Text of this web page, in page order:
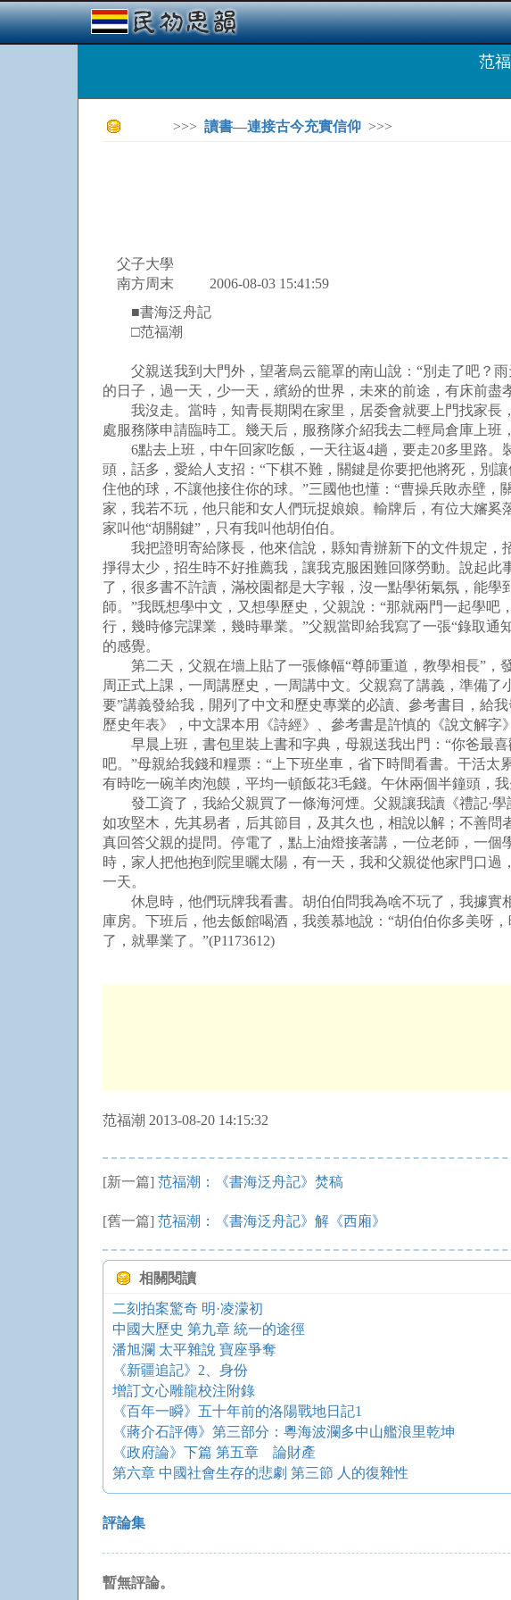
范
>>> 讀書—連接古今充實信仰 >>>
父子大學
南方周末 2006-08-03 15:41:59
■書海泛舟記
□范福潮
父親送我到大門外，望著烏云籠罩的南山說：“別走了吧？雨
的日子，過一天，少一天，繽紛的世界，未來的前途，有床前盡
我沒走。當時，知青長期閑在家里，居委會就要上門找家長
處服務隊申請臨時工。幾天后，服務隊介紹我去二輕局倉庫上班
6點去上班，中午回家吃飯，一天往返4趟，要走20多里路。
頭，話多，愛給人支招：“下棋不難，關鍵是你要把他將死，別
住他的球，不讓他接住你的球。”三國他也懂：“曹操兵敗赤壁
家，我若不玩，他只能和女人們玩捉娘娘。輸牌后，有位大嬸
家叫他“胡關鍵”，只有我叫他胡伯伯。
我把證明寄給隊長，他來信說，縣知青辦新下的文件規定，
掙得太少，招生時不好推薦我，讓我克服困難回隊勞動。說起
了，很多書不許讀，滿校園都是大字報，沒一點學術氣氛，能
師。”我既想學中文，又想學歷史，父親說：“那就兩門一起學
行，幾時修完課業，幾時畢業。”父親當即給我寫了一張“錄取
的感覺。
第二天，父親在墻上貼了一張條幅“尊師重道，教學相長”，發
周正式上課，一周講歷史，一周講中文。父親寫了講義，準備
要”講義發給我，開列了中文和歷史專業的必讀、參考書目，給
歷史年表》，中文課本用《詩經》、參考書是許慎的《說文解字
早晨上班，書包里裝上書和字典，母親送我出門：“你爸最喜
吧。”母親給我錢和糧票：“上下班坐車，省下時間看書。干活
有時吃一碗羊肉泡饃，平均一頓飯花3毛錢。午休兩個半鐘頭，
發工資了，我給父親買了一條海河煙。父親讓我讀《禮記·學
如攻堅木，先其易者，后其節目，及其久也，相說以解；不善
真回答父親的提問。停電了，點上油燈接著講，一位老師，一
時，家人把他抱到院里曬太陽，有一天，我和父親從他家門口
一天。
休息時，他們玩牌我看書。胡伯伯問我為啥不玩了，我據實
庫房。下班后，他去飯館喝酒，我羨慕地說：“胡伯伯你多美呀
了，就畢業了。”(P1173612)
范福潮 2013-08-20 14:15:32
[新一篇] 范福潮：《書海泛舟記》焚稿
[舊一篇] 范福潮：《書海泛舟記》解《西廂》
相關閱讀
二刻拍案驚奇 明·凌濛初
中國大歷史 第九章 統一的途徑
潘旭瀾 太平雜說 寶座爭奪
《新疆追記》2、身份
增訂文心雕龍校注附錄
《百年一瞬》五十年前的洛陽戰地日記1
《蔣介石評傳》第三部分：粵海波瀾多中山艦浪里乾坤
《政府論》下篇 第五章 論財產
第六章 中國社會生存的悲劇 第三節 人的復雜性
評論集
暫無評論。